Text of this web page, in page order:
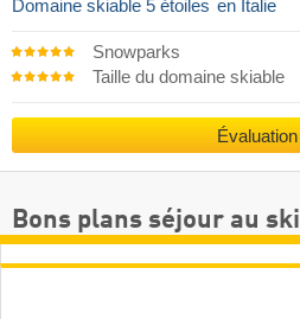
Domaine skiable 5 étoiles en Italie
Snowparks
Taille du domaine skiable
Évaluation
Bons plans séjour au ski